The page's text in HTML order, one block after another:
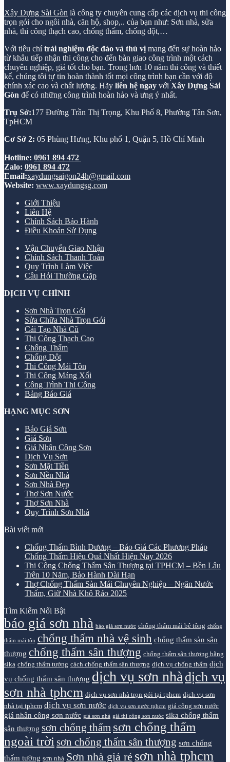
Xây Dựng Sài Gòn là công ty chuyên cung cấp các dịch vụ thi công
trọn gói cho ngôi nhà, căn hộ, shop,.. của bạn như: Sơn nhà, sửa
nhà, thi công thạch cao, chống thấm, chống dột,…
Với tiêu chítrải nghiệm độc đáo và thú vị mang đến sự hoàn hảo
từ khâu tiếp nhận thi công cho đến bàn giao công trình một cách
chuyên nghiệp, giá tốt cho bạn. Trong hơn 10 năm thi công và thiết
kế, chúng tôi tự tin hoàn thành tốt mọi công trình bạn cần với độ
chính xác cao và chất lượng. Hãy liên hệ ngay với Xây Dựng Sài
Gòn để có những công trình hoàn hảo và ưng ý nhất.
Trụ Sở:177 Đường Trần Thị Trọng, Khu Phố 8, Phường Tân Sơn,
TpHCM
Cơ Sở 2: 05 Phùng Hưng, Khu phố 1, Quận 5, Hồ Chí Minh
Hotline: 0961 894 472
Zalo: 0961 894 472
Email:xaydungsaigon24h@gmail.com
Website: www.xaydungsg.com
Giới Thiệu
Liên Hệ
Chính Sách Bảo Hành
Điều Khoản Sử Dụng
Vận Chuyển Giao Nhận
Chính Sách Thanh Toán
Quy Trình Làm Việc
Câu Hỏi Thường Gặp
DỊCH VỤ CHÍNH
Sơn Nhà Trọn Gói
Sửa Chữa Nhà Trọn Gói
Cải Tạo Nhà Cũ
Thi Công Thạch Cao
Chống Thấm
Chống Dột
Thi Công Mái Tôn
Thi Công Máng Xối
Công Trình Thi Công
Bảng Báo Giá
HẠNG MỤC SƠN
Báo Giá Sơn
Giá Sơn
Giá Nhân Công Sơn
Dịch Vụ Sơn
Sơn Mặt Tiền
Sơn Nền Nhà
Sơn Nhà Đẹp
Thợ Sơn Nước
Thợ Sơn Nhà
Quy Trình Sơn Nhà
Bài viết mới
Chống Thấm Bình Dương – Báo Giá Các Phương Pháp
Chống Thấm Hiệu Quả Nhất Hiện Nay 2026
Thi Công Chống Thấm Sân Thượng tại TPHCM – Bền Lâu
Trên 10 Năm, Bảo Hành Dài Hạn
Thợ Chống Thấm Sàn Mái Chuyên Nghiệp – Ngăn Nước
Thấm, Giữ Nhà Khô Ráo 2025
Tìm Kiếm Nổi Bật
báo giá sơn nhà báo giá sơn nước chống thấm mái bê tông chống
thấm mái tôn chống thấm nhà vệ sinh chống thấm sàn sân
thượng chống thấm sân thượng chống thấm sân thượng bằng
sika chống thấm tường cách chống thấm sân thượng dịch vụ chống thấm dịch
vụ chống thấm sân thượng dịch vụ sơn nhà dịch vụ
sơn nhà tphcm dịch vụ sơn nhà trọn gói tại tphcm dịch vụ sơn
nhà tại tphcm dịch vụ sơn nước dịch vụ sơn nước tphcm giá công sơn nước
giá nhân công sơn nước giá sơn nhà giá thi công sơn nước sika chống thấm
sân thượng sơn chống thấm sơn chống thấm
ngoài trời sơn chống thấm sân thượng sơn chống
thấm tường sơn nhà Sơn nhà giá rẻ sơn nhà tphcm